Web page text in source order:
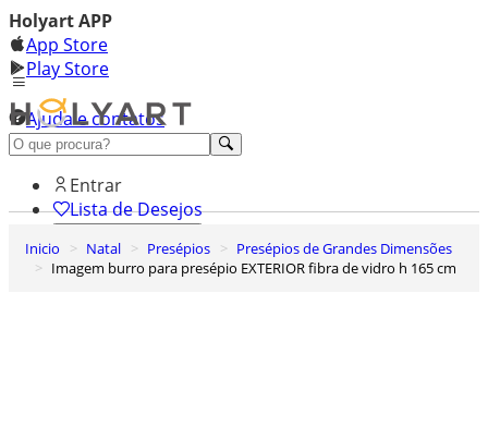
Holyart APP
App Store
Play Store
Ajuda e contatos
Conheça premium
Entrar
Lista de Desejos
Carrinho de Compras
Inicio Natal Presépios
Presépios de Grandes Dimensões
Imagem burro para presépio EXTERIOR fibra de vidro h 165 cm